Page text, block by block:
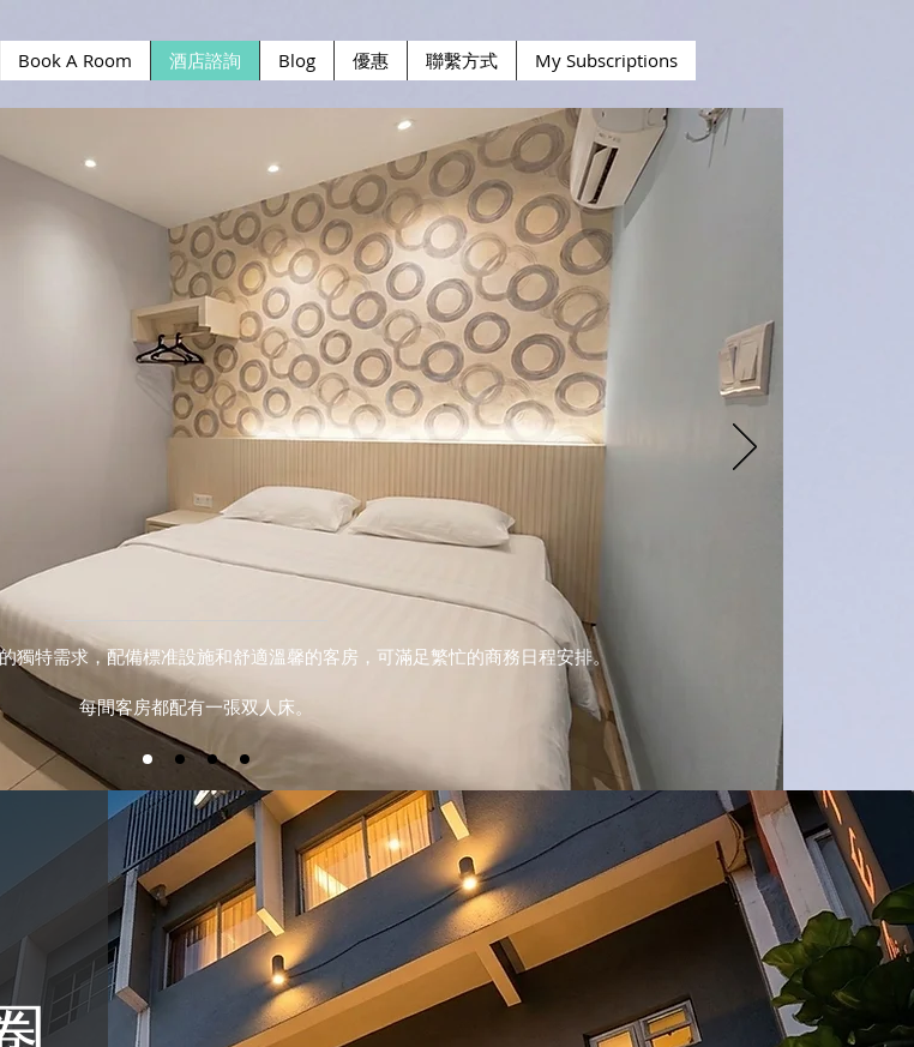
Book A Room 酒店諮詢 Blog 優惠 聯繫方式 My Subscriptions
獨特需求，配備標准設施和舒適溫馨的客房，可滿足繁忙的商務日程安排。
每間客房都配有一張双人床。